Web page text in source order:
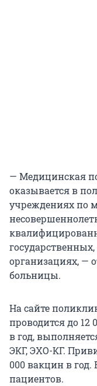
— Медицинская
оказывается в
учреждениях по
организациях, —
больницы.
На сайте
проводится до
в год,
ЭКГ, ЭХО-КГ.
000 вакцин в год.
пациентов.